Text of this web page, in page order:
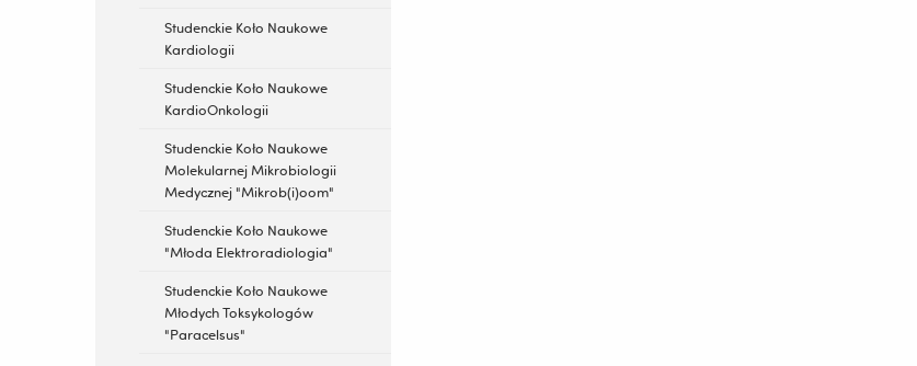
Studenckie Koło Naukowe
Kardiologii
Studenckie Koło Naukowe
KardioOnkologii
Studenckie Koło Naukowe
Molekularnej Mikrobiologii
Medycznej "Mikrob(i)oom"
Studenckie Koło Naukowe
"Młoda Elektroradiologia"
Studenckie Koło Naukowe
Młodych Toksykologów
"Paracelsus"